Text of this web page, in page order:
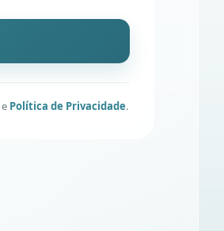
e Política de Privacidade.